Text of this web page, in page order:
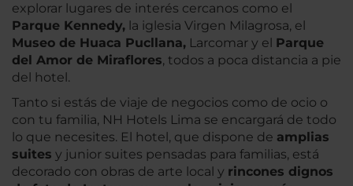
explorar lugares de interés cercanos como el
Parque Kennedy, la iglesia Virgen Milagrosa, el
Museo de Huaca Pucllana, Larcomar y el Parque
del Amor de Miraflores, todos a poca distancia a pie
del hotel.
Tanto si estás de viaje de negocios como de ocio o
con tu familia, NH Hotels Lima se encargará de todo
lo que necesites. El hotel, que dispone de amplias
suites y junior suites pensadas para familias, está
decorado con obras de arte local y rincones dignos